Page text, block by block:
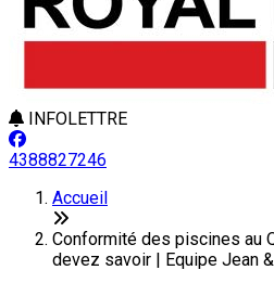
INFOLETTRE
4388827246
Accueil
Conformité des piscines au
devez savoir | Equipe Jean